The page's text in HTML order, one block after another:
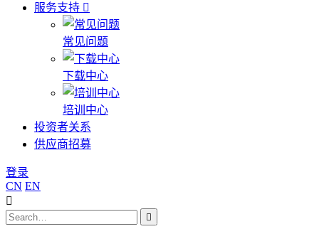
服务支持
常见问题
下载中心
培训中心
投资者关系
供应商招募
登录
CN EN